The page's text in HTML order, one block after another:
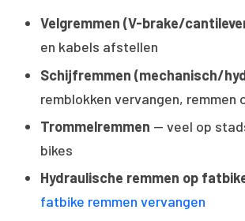
Velgremmen (V-brake/
en kabels afstellen
Schijfremmen (mechanisch/
remblokken vervangen, remmen
Trommelremmen — veel op
bikes
Hydraulische remmen op
fatbike remmen vervangen